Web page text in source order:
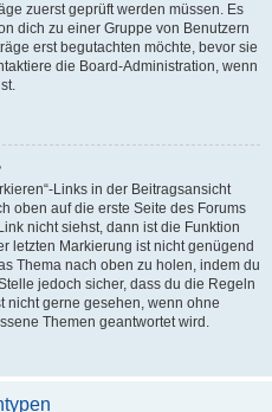
zuerst geprüft werden müssen. Es
dich zu einer Gruppe von Benutzern
erst begutachten möchte, bevor sie
die Board-Administration, wenn
Links in der Beitragsansicht
oben auf die erste Seite des Forums
nicht siehst, dann ist die Funktion
letzten Markierung ist nicht genügend
Thema nach oben zu holen, indem du
jedoch sicher, dass du die Regeln
nicht gerne gesehen, wenn ohne
Themen geantwortet wird.